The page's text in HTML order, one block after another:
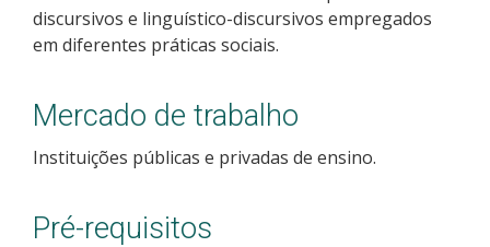
Como posso estudar no IFSC?
Calendário de inscrições
Processos Seletivos
Cotas
discursivos e linguístico-discursivos empregados
em diferentes práticas sociais.
Mercado de trabalho
Instituições públicas e privadas de ensino.
Pré-requisitos